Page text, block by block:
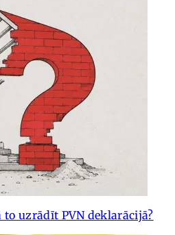
uzrādīt PVN deklarācijā?